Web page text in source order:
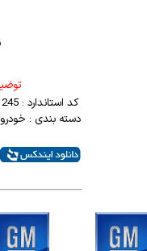
کد استاندارد : 245
دسته بندی : خودرو